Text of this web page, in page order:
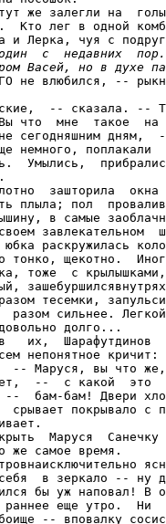
же залегли на
Кто лег в одной
и Лерка, чуя с
с  недавних
Васей, но в духе
влюбился, --
вихляла вперед
и назад. Голым ногам под ней было тонко, щекотно.  Иногда болезненно было --
не утерпеть.  И тут  сразу Санечка, тоже  с крылышками, вспорхнул в самую ее
щекотную боль, затолкался  родимый, зашебуршилсявнутрях, пока не разрешилось
все  сильным потопом.  Лопнули  разом тесемки, запульсировала в  ней горячей
кровью  всякая жилка,  с  каждым  разом сильнее. Легкой  птицей  парила она;
кружило ее дурманно-сладостно и довольно долго...
     Пока-стоп!  Сразу  домоуправ   их,  Шарафутдинов  тут  как  тут,  машет
рублевкой  перед ее глазами, совсем непонятное кричит: -- Бир-манат! --  Все
такое...  -- Стыдно, -- говорит,  -- Маруся, вы что же, по-татарскому совсем
не знаете?  По-татарски?  --думает,  --  с какой  это  стати? Только  хотела
ответить, -- в  голове застучало --  бам-бам! Двери хлопают, вбегает  муж ее
бешенный, Аркадий, наган в руке,  срывает покрывало с постели, где ее теплый
Санечка лежит Бабах! Стреляет-убивает.
     Только все-таки  успела  закрыть  Маруся  Санечку  собственной  грудью.
Спасла. И больно ей и сладко в то же самое время.
     Назавтрапроснулась Мария Петровнаисключительно ясная и бодрая. Напевая,
вбежала в ванную комнату. Видит себя  в зеркало -- ну девчонка, ну прелесть.
Ах, увидал бы меня Санечка, влюбился бы уж наповал! В окошко глянула --  нет
его еще. Конечно  нет -- слишком раннее еще утро.  Ни  души во дворе, чисто.
Зато на  столе  -- татарское  побоище -- вповалку сосиски, рюмки... Нацедила
себе Маруся, против всяких правил, остатную рюмочку;  зефирчиком закусила  и
--  прыг, назад в  постель, понежится захотелось. Стала в памяти  перебирать
мужчин  своих,  тех главных,  что в жизни ей повстречались. Опять о  Санечке
представила безперспективные картины всякие. Ну,  скажите на милость, как до
него дотянуться!  Как быхотелось  всего  лишь  дотронуться,  ничего  больше.
Голову его положить бы к себе на колени....
     Мечтала с  закрытыми  глазами,  вспоминала.  По случаю  и папку  своего
покойного,  Петра Нилыча  вспомнила. Вот кто  ее по-настоящему любил-обожал.
Все его  мысли и  разговоры сводились к  любимой дочке. Петр  Нилыч работалв
Органах  сменным  шофером  черного  фургона,  любовно называнного  в  народе
'воронком" или (не в том ли секрет данного ей имени) "Марусей'. Перед уходом
на службу отец для  укрепления своей  памяти обязательно свое заветное слово
Д. О. Ч. К. А, по  буквицам произносил. Означало это, что надлежит не забыть
--  Деньги, Очки, Часы, Ключи  и,  что-то  еще на  "А',  другое нужное дело.
Укладывал в кобуру бутерброд с чесночной колбаской, огурчик,  целовал Марусю
в обе  щечки, и, уходя, ей  честь  под козырек  принимал. Эх,  время хорошее
было!
     Даже мужа своего бывшего, непутевого Аркадия, по-доброму вспомнила. Как
тот, юморист  невозможный, у  них в деревне Крюково на речке дурачился. Учил
рыболовить известным манером  "на  сухую  корочку'. Вставлял сухарик  себе в
одно место, куда следует, приспускал штаны и -- в  воду на карачки  садился.
Ждал, чтоб рыбка клюнула корочку и чтобы сразу вскочить, быстренько завязать
рыбку в кальсонаx. Хорошо  было  в  деревне. Тепло. Сизым вечером через поле
коровы шли. Лениво отмахивались от  слепней хвостами; плюхи за собой роняли.
Потом быстрый  дождик пыль  прибивал,  и где-то пели уже  в  темноте. Где-то
щекотала  ноздри,  аппетитно  жарилась  картошка,  хлипко  страдалагармошка,
ругань неслась и дурман цветочный...
     В тот же  самый  вечер  по дороге  с  работызаехала  Мария  Петровна на
стадион"Динамо".  Скрылось  блеклое   московское  солнышко.   Посерело.  Над
Ленинградским проспектом  зависла  чреватая  ливнем туча.  Потянуло холодом.
Однако, у  стадионного заборчика, в  уголке перед трибунамивсе еще толкались
люди, завзятые  футбольные болельщики. Лето, зима -- им  не важно.  Есть  на
сегодня игра  или  нет  --  все одно.  Старый стадион  мало  функционировал,
толкучка никогда не умирала. Кишела толпучка страстями.
     Марусе давно сказывали, что видели  там Аркадия;  что  опустился  он до
невероятных риз, дальше  некуда.  В снег и мороз  обретался  он на  заветном
заплеванном  пятачке  вместе с  другими тенями давно прошедшего  времени,  с
забулдыгами,   ему   подобными   странными   личностями.   Чудные  люди   --
перетаптываются они с ноги на ногу,  личные имена позабыли, зовут друг друга
кличками -- "седой', "рыжий'..., бормочут, кто про Яшина, кто про Башашкина,
как мяч в штангу летел сто лет назад, кто отбил его не по правилам... Там же
и  желтая бочка  пивная  иногда  располагалась.  Известныйтамошный  старичок
бессмертный по кличке "шкет" шестерил, суетился  -- смотрел, как другие